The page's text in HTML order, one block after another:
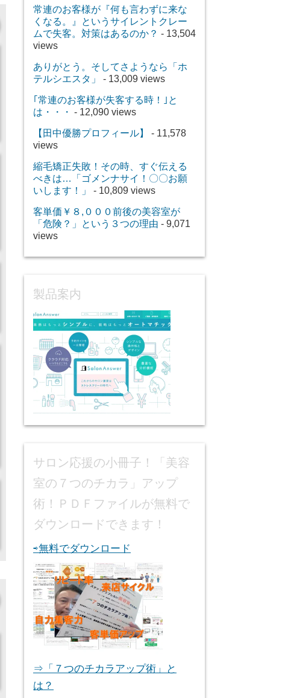
常連のお客様が『何も言わずに来な
くなる。』というサイレントクレー
ムで失客。対策はあるのか？ - 13,504
views
ありがとう。そしてさようなら「ホ
テルシエスタ」
- 13,009 views
｢常連のお客様が失客する時！｣と
は・・・ - 12,090 views
【田中優勝プロフィール】
- 11,578
views
縮毛矯正失敗！その時、すぐ伝える
べきは…「ゴメンナサイ！〇〇お願
いします！」
- 10,809 views
客単価￥８,０００前後の美容室が
「危険？」という３つの理由 - 9,071
views
製品案内
サロン応援の小冊子！「美容
室の７つのチカラ」アップ
術！ＰＤＦファイルが無料で
ダウンロードできます！
⇨無料でダウンロード
⇒「７つのチカラアップ術」と
は？